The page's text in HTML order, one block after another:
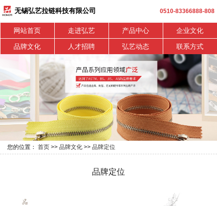
无锡弘艺拉链科技有限公司 0510-83366888-808
网站首页 走进弘艺 产品中心 企业文化
品牌文化 人才招聘 弘艺动态 联系方式
您的位置： 首页 >> 品牌文化 >> 品牌定位
品牌定位